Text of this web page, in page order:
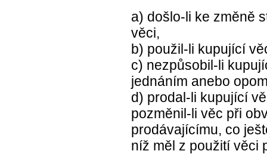
a) došlo-li ke změně
věci,
b) použil-li kupující
c) nezpůsobil-li
jednáním anebo
d) prodal-li kupující
pozměnil-li věc při
prodávajícímu, co
níž měl z použití věci